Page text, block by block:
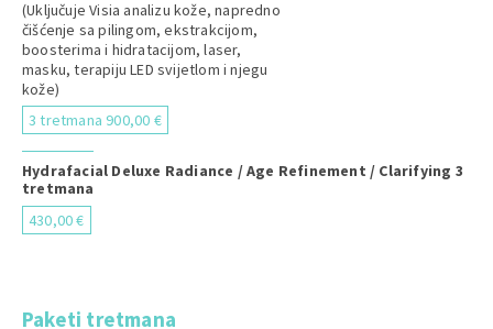
(Uključuje Visia analizu kože, napredno
čišćenje sa pilingom, ekstrakcijom,
boosterima i hidratacijom, laser,
masku, terapiju LED svijetlom i njegu
kože)
3 tretmana 900,00 €
Hydrafacial Deluxe Radiance / Age Refinement / Clarifying 3
tretmana
430,00 €
Paketi tretmana